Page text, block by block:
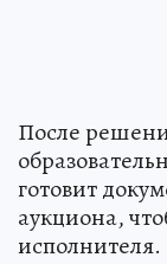
После
готовит
аукциона,
исполнителя.